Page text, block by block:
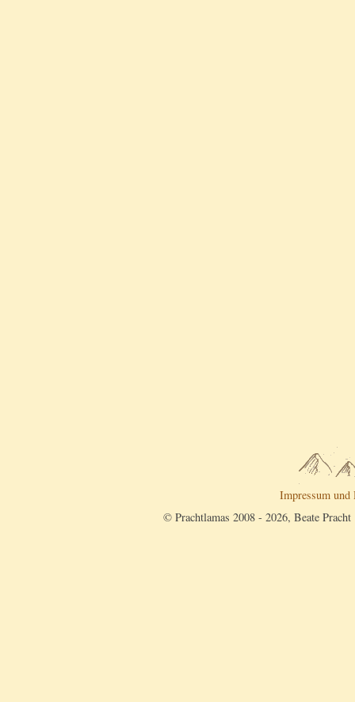
Impressum und
© Prachtlamas 2008 - 2026, Beate Pracht